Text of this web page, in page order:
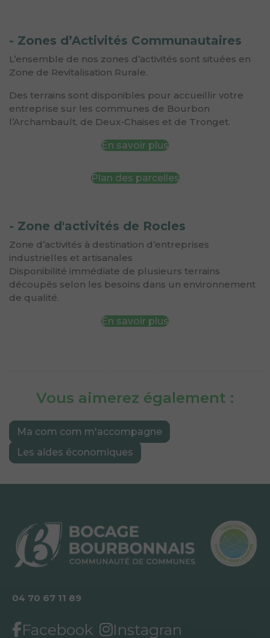
- Zones d’Activités Communautaires
L’ensemble de nos zones d’activités sont situées en
Zone de Revitalisation Rurale.
Des terrains sont disponibles pour accueillir votre
entreprise sur les communes de Bourbon
l’Archambault, de Deux-Chaises et de Tronget.
En savoir plus
Plan des parcelles
- Zone d'activités de Rocles
Zone d’activités à destination d’entreprises
industrielles et artisanales
Disponibilité immédiate de plusieurs terrains
découpés selon les besoins dans un environnement
de qualité.
En savoir plus
Vous aimerez également :
Ma com com m'accompagne
Les aides économiques
04 70 67 11 89
Facebook
Instagran